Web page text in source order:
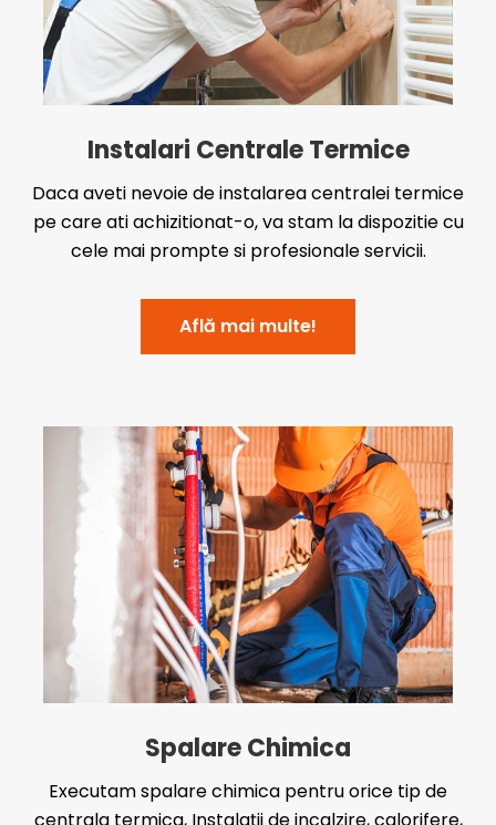
Instalari Centrale Termice
Daca aveti nevoie de instalarea centralei termice
pe care ati achizitionat-o, va stam la dispozitie cu
cele mai prompte si profesionale servicii.
Află mai multe!
Spalare Chimica
Executam spalare chimica pentru orice tip de